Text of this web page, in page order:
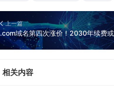
上一篇
.com域名第四次涨价！2030年续费
相关内容